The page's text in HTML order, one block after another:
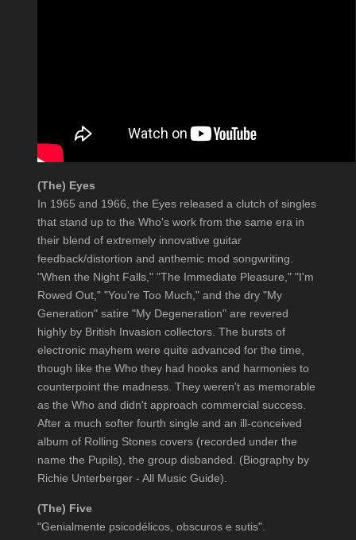
(The) Eyes
In 1965 and 1966, the Eyes released a clutch of singles
that stand up to the Who's work from the same era in
their blend of extremely innovative guitar
feedback/distortion and anthemic mod songwriting.
"When the Night Falls," "The Immediate Pleasure," "I'm
Rowed Out," "You're Too Much," and the dry "My
Generation" satire "My Degeneration" are revered
highly by British Invasion collectors. The bursts of
electronic mayhem were quite advanced for the time,
though like the Who they had hooks and harmonies to
counterpoint the madness. They weren't as memorable
as the Who and didn't approach commercial success.
After a much softer fourth single and an ill-conceived
album of Rolling Stones covers (recorded under the
name the Pupils), the group disbanded. (Biography by
Richie Unterberger - All Music Guide).
(The) Five
"Genialmente psicodélicos, obscuros e sutis".